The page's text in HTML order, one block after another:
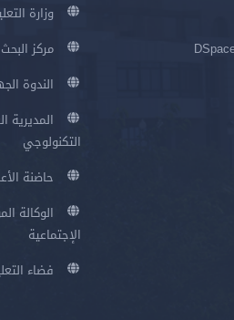
وزارة
مركز
الندوة
المديرية
التكنولوجي
حاضنة
الوكالة
الإجتماعية
فضاء